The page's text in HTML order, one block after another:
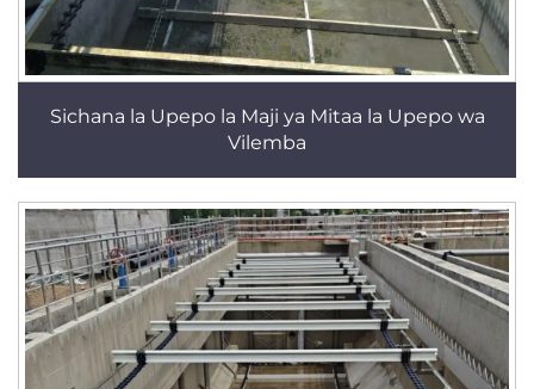
Sichana la Upepo la Maji ya Mitaa la Upepo wa
Vilemba